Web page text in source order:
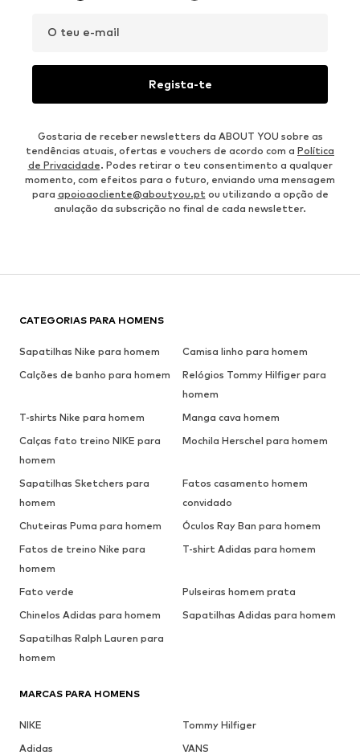
O teu e-mail
Regista-te
Gostaria de receber newsletters da ABOUT YOU sobre as
tendências atuais, ofertas e vouchers de acordo com a Política
de Privacidade. Podes retirar o teu consentimento a qualquer
momento, com efeitos para o futuro, enviando uma mensagem
para apoioaocliente@aboutyou.pt ou utilizando a opção de
anulação da subscrição no final de cada newsletter.
CATEGORIAS PARA HOMENS
Sapatilhas Nike para homem
Camisa linho para homem
Calções de banho para homem
Relógios Tommy Hilfiger para
homem
T-shirts Nike para homem
Manga cava homem
Calças fato treino NIKE para
homem
Mochila Herschel para homem
Sapatilhas Sketchers para
homem
Fatos casamento homem
convidado
Chuteiras Puma para homem
Óculos Ray Ban para homem
Fatos de treino Nike para
homem
T-shirt Adidas para homem
Fato verde
Pulseiras homem prata
Chinelos Adidas para homem
Sapatilhas Adidas para homem
Sapatilhas Ralph Lauren para
homem
MARCAS PARA HOMENS
NIKE
Tommy Hilfiger
Adidas
VANS